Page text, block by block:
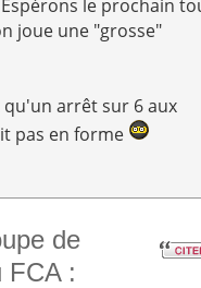
le prochain
joue une "grosse"
qu'un arrêt sur 6 aux
pas en forme
de
FCA :